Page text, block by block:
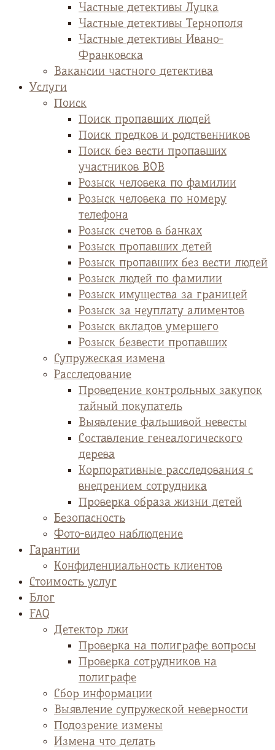
Частные детективы Луцка
Частные детективы Тернополя
Частные детективы Ивано-
Франковска
Вакансии частного детектива
Услуги
Поиск
Поиск пропавших людей
Поиск предков и родственников
Поиск без вести пропавших
участников ВОВ
Розыск человека по фамилии
Розыск человека по номеру
телефона
Розыск счетов в банках
Розыск пропавших детей
Розыск пропавших без вести людей
Розыск людей по фамилии
Розыск имущества за границей
Розыск за неуплату алиментов
Розыск вкладов умершего
Розыск безвести пропавших
Супружеская измена
Расследование
Проведение контрольных закупок
тайный покупатель
Выявление фальшивой невесты
Cоставление генеалогического
дерева
Корпоративные расследования с
внедрением сотрудника
Проверка образа жизни детей
Безопасность
Фото-видео наблюдение
Гарантии
Конфиденциальность клиентов
Стоимость услуг
Блог
FAQ
Детектор лжи
Проверка на полиграфе вопросы
Проверка сотрудников на
полиграфе
Сбор информации
Выявление супружеской неверности
Подозрение измены
Измена что делать